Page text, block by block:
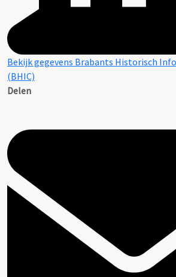
Bekijk gegevens Brabants Historisch
(BHIC)
Delen